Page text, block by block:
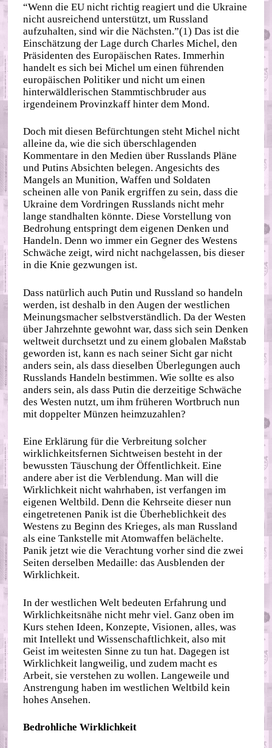
“Wenn die EU nicht richtig reagiert und die Ukraine
nicht ausreichend unterstützt, um Russland
aufzuhalten, sind wir die Nächsten.”(1) Das ist die
Einschätzung der Lage durch Charles Michel, den
Präsidenten des Europäischen Rates. Immerhin
handelt es sich bei Michel um einen führenden
europäischen Politiker und nicht um einen
hinterwäldlerischen Stammtischbruder aus
irgendeinem Provinzkaff hinter dem Mond.
Doch mit diesen Befürchtungen steht Michel nicht
alleine da, wie die sich überschlagenden
Kommentare in den Medien über Russlands Pläne
und Putins Absichten belegen. Angesichts des
Mangels an Munition, Waffen und Soldaten
scheinen alle von Panik ergriffen zu sein, dass die
Ukraine dem Vordringen Russlands nicht mehr
lange standhalten könnte. Diese Vorstellung von
Bedrohung entspringt dem eigenen Denken und
Handeln. Denn wo immer ein Gegner des Westens
Schwäche zeigt, wird nicht nachgelassen, bis dieser
in die Knie gezwungen ist.
Dass natürlich auch Putin und Russland so handeln
werden, ist deshalb in den Augen der westlichen
Meinungsmacher selbstverständlich. Da der Westen
über Jahrzehnte gewohnt war, dass sich sein Denken
weltweit durchsetzt und zu einem globalen Maßstab
geworden ist, kann es nach seiner Sicht gar nicht
anders sein, als dass dieselben Überlegungen auch
Russlands Handeln bestimmen. Wie sollte es also
anders sein, als dass Putin die derzeitige Schwäche
des Westen nutzt, um ihm früheren Wortbruch nun
mit doppelter Münzen heimzuzahlen?
Eine Erklärung für die Verbreitung solcher
wirklichkeitsfernen Sichtweisen besteht in der
bewussten Täuschung der Öffentlichkeit. Eine
andere aber ist die Verblendung. Man will die
Wirklichkeit nicht wahrhaben, ist verfangen im
eigenen Weltbild. Denn die Kehrseite dieser nun
eingetretenen Panik ist die Überheblichkeit des
Westens zu Beginn des Krieges, als man Russland
als eine Tankstelle mit Atomwaffen belächelte.
Panik jetzt wie die Verachtung vorher sind die zwei
Seiten derselben Medaille: das Ausblenden der
Wirklichkeit.
In der westlichen Welt bedeuten Erfahrung und
Wirklichkeitsnähe nicht mehr viel. Ganz oben im
Kurs stehen Ideen, Konzepte, Visionen, alles, was
mit Intellekt und Wissenschaftlichkeit, also mit
Geist im weitesten Sinne zu tun hat. Dagegen ist
Wirklichkeit langweilig, und zudem macht es
Arbeit, sie verstehen zu wollen. Langeweile und
Anstrengung haben im westlichen Weltbild kein
hohes Ansehen.
Bedrohliche Wirklichkeit